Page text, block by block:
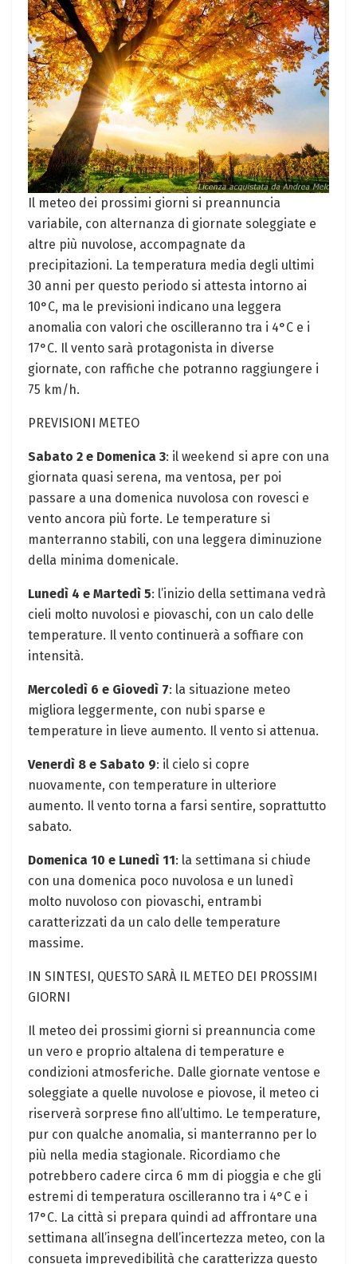
Il meteo dei prossimi giorni si preannuncia
variabile, con alternanza di giornate soleggiate e
altre più nuvolose, accompagnate da
precipitazioni. La temperatura media degli ultimi
30 anni per questo periodo si attesta intorno ai
10°C, ma le previsioni indicano una leggera
anomalia con valori che oscilleranno tra i 4°C e i
17°C. Il vento sarà protagonista in diverse
giornate, con raffiche che potranno raggiungere i
75 km/h.
PREVISIONI METEO
Sabato 2 e Domenica 3: il weekend si apre con una
giornata quasi serena, ma ventosa, per poi
passare a una domenica nuvolosa con rovesci e
vento ancora più forte. Le temperature si
manterranno stabili, con una leggera diminuzione
della minima domenicale.
Lunedì 4 e Martedì 5: l’inizio della settimana vedrà
cieli molto nuvolosi e piovaschi, con un calo delle
temperature. Il vento continuerà a soffiare con
intensità.
Mercoledì 6 e Giovedì 7: la situazione meteo
migliora leggermente, con nubi sparse e
temperature in lieve aumento. Il vento si attenua.
Venerdì 8 e Sabato 9: il cielo si copre
nuovamente, con temperature in ulteriore
aumento. Il vento torna a farsi sentire, soprattutto
sabato.
Domenica 10 e Lunedì 11: la settimana si chiude
con una domenica poco nuvolosa e un lunedì
molto nuvoloso con piovaschi, entrambi
caratterizzati da un calo delle temperature
massime.
IN SINTESI, QUESTO SARÀ IL METEO DEI PROSSIMI
GIORNI
Il meteo dei prossimi giorni si preannuncia come
un vero e proprio altalena di temperature e
condizioni atmosferiche. Dalle giornate ventose e
soleggiate a quelle nuvolose e piovose, il meteo ci
riserverà sorprese fino all’ultimo. Le temperature,
pur con qualche anomalia, si manterranno per lo
più nella media stagionale. Ricordiamo che
potrebbero cadere circa 6 mm di pioggia e che gli
estremi di temperatura oscilleranno tra i 4°C e i
17°C. La città si prepara quindi ad affrontare una
settimana all’insegna dell’incertezza meteo, con la
consueta imprevedibilità che caratterizza questo